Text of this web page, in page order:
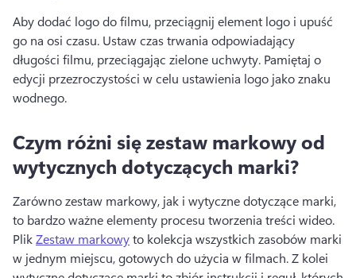
Aby dodać logo do filmu, przeciągnij element logo i upuść
go na osi czasu. Ustaw czas trwania odpowiadający
długości filmu, przeciągając zielone uchwyty. Pamiętaj o
edycji przezroczystości w celu ustawienia logo jako znaku
wodnego.
Czym różni się zestaw markowy od
wytycznych dotyczących marki?
Zarówno zestaw markowy, jak i wytyczne dotyczące marki,
Plik Zestaw markowy to kolekcja wszystkich zasobów marki
w jednym miejscu, gotowych do użycia w filmach. Z kolei